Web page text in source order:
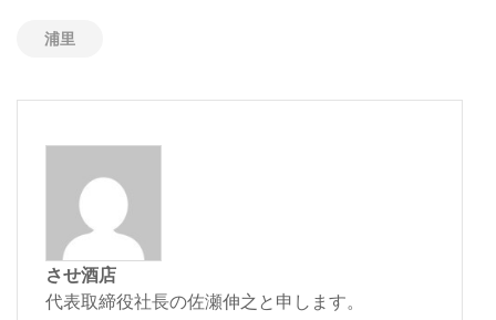
浦里
させ酒店
代表取締役社長の佐瀬伸之と申します。